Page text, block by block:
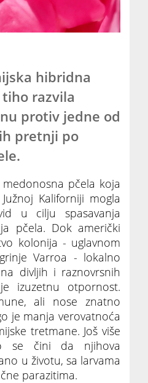
hibridna
razvila
protiv jedne od
pretnji po
pčela koja
Kaliforniji mogla
u cilju spasavanja
pčela. Dok američki
kolonija - uglavnom
Varroa - lokalno
divljih i raznovrsnih
izuzetnu otpornost.
ali nose znatno
je manja verovatnoća
tretmane. Još više
se čini da njihova
u životu, sa larvama
parazitima.